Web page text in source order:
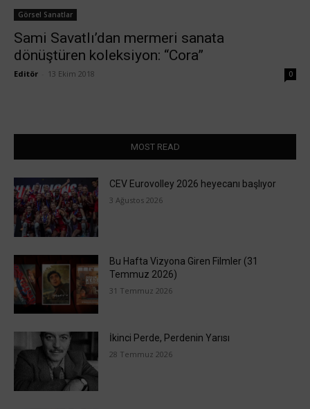
Görsel Sanatlar
Sami Savatlı’dan mermeri sanata
dönüştüren koleksiyon: “Cora”
Editör 13 Ekim 2018 0
MOST READ
CEV Eurovolley 2026 heyecanı başlıyor
3 Ağustos 2026
Bu Hafta Vizyona Giren Filmler (31
Temmuz 2026)
31 Temmuz 2026
İkinci Perde, Perdenin Yarısı
28 Temmuz 2026